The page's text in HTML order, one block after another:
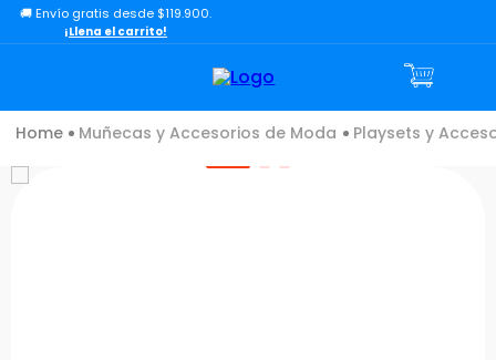
🚚 Envío gratis desde $119.900.
¡Llena el carrito!
Muñecas y Accesorios de Moda Playsets y
TÉRMINOS MÁS BUSCADOS
3.
carro
4